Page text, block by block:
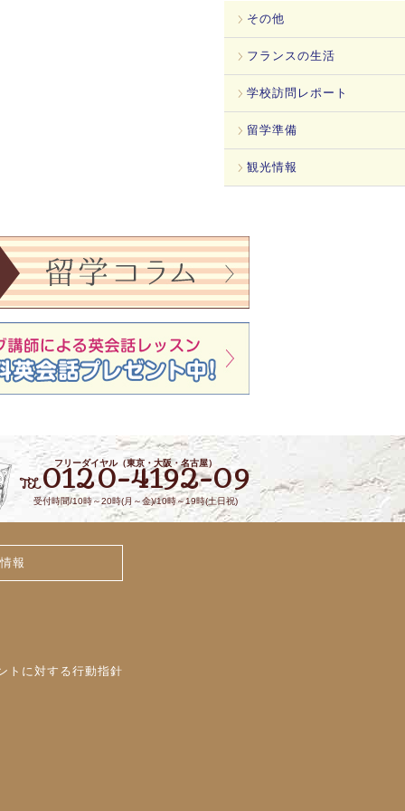
その他
フランスの生活
学校訪問レポート
留学準備
観光情報
フリーダイヤル（東京・大阪・名古屋）
TEL0120-4192-09
受付時間/10時～20時(月～金)/10時～19時(土日祝)
報
トに対する行動指針